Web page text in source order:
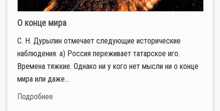
О конце мира
С. Н. Дурылин отмечает следующие исторические
наблюдения. а) Россия переживает татарское иго.
Времена тяжкие. Однако ни у кого нет мысли ни о конце
мира или даже...
Подробнее